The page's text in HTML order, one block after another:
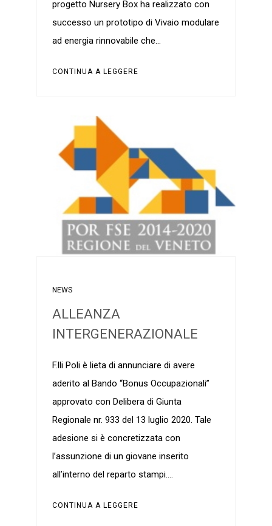
progetto Nursery Box ha realizzato con
successo un prototipo di Vivaio modulare
ad energia rinnovabile che…
CONTINUA A LEGGERE
NEWS
ALLEANZA
INTERGENERAZIONALE
F.lli Poli è lieta di annunciare di avere
aderito al Bando “Bonus Occupazionali”
approvato con Delibera di Giunta
Regionale nr. 933 del 13 luglio 2020. Tale
adesione si è concretizzata con
l’assunzione di un giovane inserito
all’interno del reparto stampi….
CONTINUA A LEGGERE